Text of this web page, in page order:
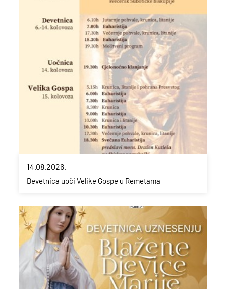
14.08.2026.
Devetnica uoči Velike Gospe u Remetama